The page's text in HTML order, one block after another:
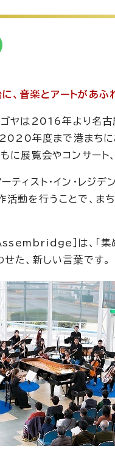
、音楽とアートがあふ
ゴヤは2016年より名
年度まで港まちに
もに展覧会やコンサー
ィスト・イン・レジデ
活動を行うことで、
］は、「集
せた、新しい言葉です。